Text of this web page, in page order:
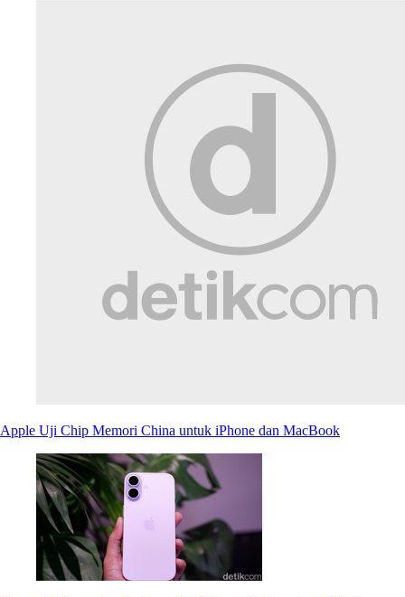
Apple Uji Chip Memori China untuk iPhone dan MacBook